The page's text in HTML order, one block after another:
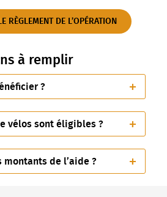
RÈGLEMENT DE L’OPÉRATION
à remplir
?
vélos sont éligibles ?
montants de l’aide ?